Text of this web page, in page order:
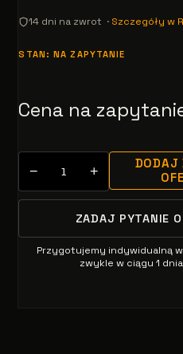
14 dni na zwrot · Szczegóły w
STAN: NA ZAPYTANIE
Cena na
− +
DODAJ
ZADAJ PYTANIE
Przygotujemy indywidualną
zwykle w ciągu 1